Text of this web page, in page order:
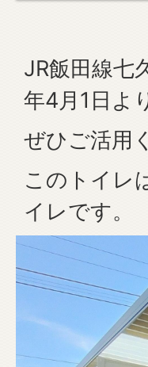
JR飯田線七
年4月1日よ
ぜひご活用
このトイレ
イレです。